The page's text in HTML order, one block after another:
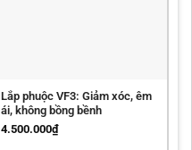
Lắp phuộc VF3: Giảm xóc, êm
ái, không bồng bềnh
4.500.000₫